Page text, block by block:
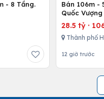
- 8 Tầng.
Bán 106m -
Quốc
28.5 tỷ ·
Thành phố
12 giờ trước